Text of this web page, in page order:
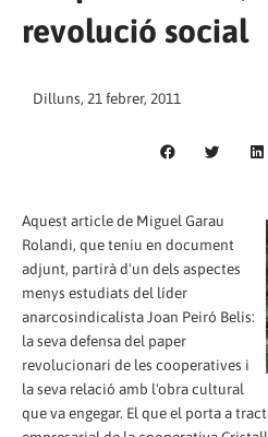
revolució social
Dilluns, 21 febrer, 2011
Aquest article de Miguel Garau
Rolandi, que teniu en document
adjunt, partirà d'un dels aspectes
menys estudiats del líder
anarcosindicalista Joan Peiró Belis:
la seva defensa del paper
revolucionari de les cooperatives i
la seva relació amb l'obra cultural
que va engegar. El que el porta a